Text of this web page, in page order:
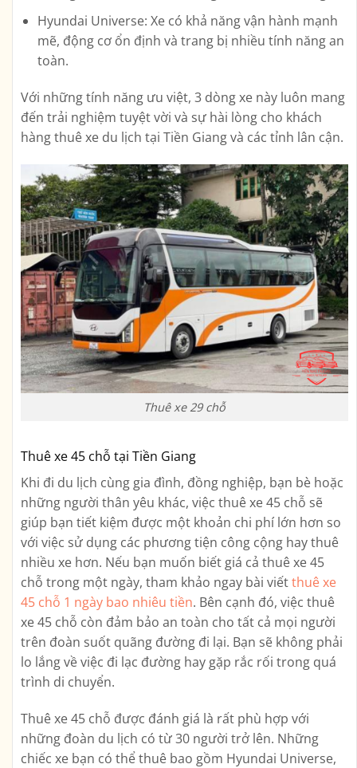
Hyundai Universe: Xe có khả năng vận hành mạnh
mẽ, động cơ ổn định và trang bị nhiều tính năng an
toàn.
Với những tính năng ưu việt, 3 dòng xe này luôn mang
đến trải nghiệm tuyệt vời và sự hài lòng cho khách
hàng thuê xe du lịch tại Tiền Giang và các tỉnh lân cận.
Thuê xe 29 chỗ
Thuê xe 45 chỗ tại Tiền Giang
Khi đi du lịch cùng gia đình, đồng nghiệp, bạn bè hoặc
những người thân yêu khác, việc thuê xe 45 chỗ sẽ
giúp bạn tiết kiệm được một khoản chi phí lớn hơn so
với việc sử dụng các phương tiện công cộng hay thuê
nhiều xe hơn. Nếu bạn muốn biết giá cả thuê xe 45
chỗ trong một ngày, tham khảo ngay bài viếtthuê xe
45 chỗ 1 ngày bao nhiêu tiền. Bên cạnh đó, việc thuê
xe 45 chỗ còn đảm bảo an toàn cho tất cả mọi người
trên đoàn suốt quãng đường đi lại. Bạn sẽ không phải
lo lắng về việc đi lạc đường hay gặp rắc rối trong quá
trình di chuyển.
Thuê xe 45 chỗ được đánh giá là rất phù hợp với
những đoàn du lịch có từ 30 người trở lên. Những
chiếc xe bạn có thể thuê bao gồm Hyundai Universe,